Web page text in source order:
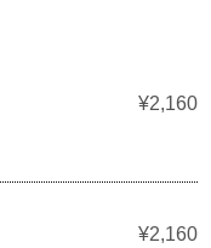
¥2,160
¥2,160